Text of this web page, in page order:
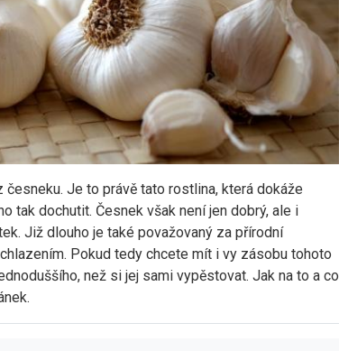
Je to právě tato rostlina, která dokáže
tak dochutit. Česnek však není jen dobrý, ale i
Již dlouho je také považovaný za přírodní
Pokud tedy chcete mít i vy zásobu tohoto
než si jej sami vypěstovat. Jak na to a co